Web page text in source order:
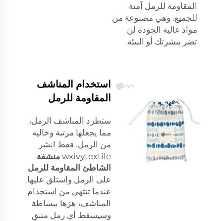
المقاومة للرمل آمنة
للجميع. وهي مصنوعة من
مواد عالية الجودة لن
تضر ببشرتك أو البيئة.
استخدام المناشف
المقاومة للرمل
ستطرد المناشف الرمل،
مما يجعلها مرتبة وخالية
من الرمل. فقط انشر
wxivytextile منشفة
الشاطئ المقاومة للرمل
على الرمل واستلق عليها.
عندما تنتهي من استخدام
المناشف، هزها ببساطة
وسيسقط أي رمل متبقٍ